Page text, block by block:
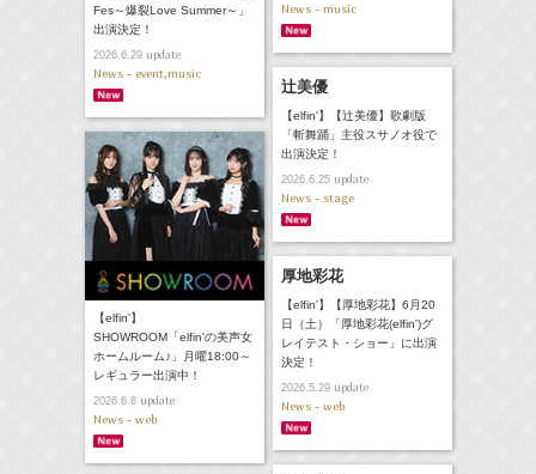
News - music
Fes～爆裂Love Summer～」
出演決定！
2026.6.29update
News - event,music
辻美優
【elfin'】【辻美優】歌劇版
「斬舞踊」主役スサノオ役で
出演決定！
2026.6.25update
News - stage
【elfin’】
SHOWROOM「elfin'の美声女
ホームルーム♪」月曜18:00～
レギュラー出演中！
2026.6.8update
News - web
厚地彩花
【elfin'】【厚地彩花】6月20
日（土）「厚地彩花(elfin')グ
レイテスト・ショー」に出演
決定！
2026.5.29update
News - web